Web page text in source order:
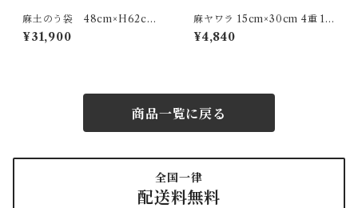
麻土のう袋 48cm×H62cm
１００枚セット
¥31,900
麻ヤワラ 15cm×30cm 4重 10
枚入り
¥4,840
商品一覧に戻る
全国一律
配送料無料